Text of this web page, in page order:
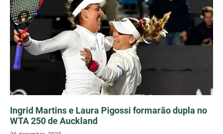
Ingrid Martins e Laura Pigossi formarão dupla no
WTA 250 de Auckland